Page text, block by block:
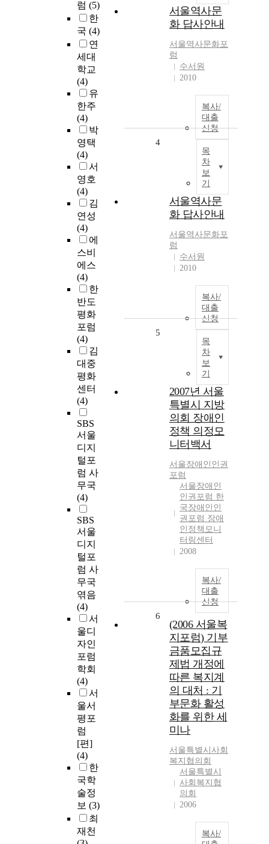
럼 (5)
한
국 (4)
연
세대
학교
(4)
유
한주
(4)
박
영택
(4)
서
영호
(4)
김
연성
(4)
에
스비
에스
(4)
한
반도
평화
포럼
(4)
김
대중
평화
센터
(4)
SBS
서울
디지
털포
럼 사
무국
(4)
SBS
서울
디지
털포
럼 사
무국
엮음
(4)
서
울디
자인
포럼
학회
(4)
서
울서
평포
럼
[편]
(4)
한
국학
술정
보 (3)
최
재천
서울역사문
화 답사안내
서울역사문화포
럼
수서원
2010
복사/
대출
신청
목
차
보
기
4
서울역사문
화 답사안내
서울역사문화포
럼
수서원
2010
복사/
대출
신청
목
차
보
기
5
2007년 서울
특별시 지방
의회 장애인
정책 의정모
니터백서
서울장애인인권
포럼
서울장애인
인권포럼 한
국장애인인
권포럼 장애
인정책모니
터링센터
2008
복사/
대출
신청
6
(2006 서울복
지포럼) 기부
금품모집규
제법 개정에
따른 복지계
의 대처 : 기
부문화 활성
화를 위한 세
미나
서울특별시사회
복지협의회
서울특별시
사회복지협
의회
2006
복사/